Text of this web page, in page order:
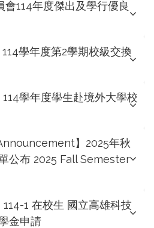
會114年度傑出及學行優良
114學年度第2學期校級交換
114學年度學生赴境外大學校
】2025年秋
公布 2025 Fall Semester
114-1 在校生 國立高雄科技
金申請